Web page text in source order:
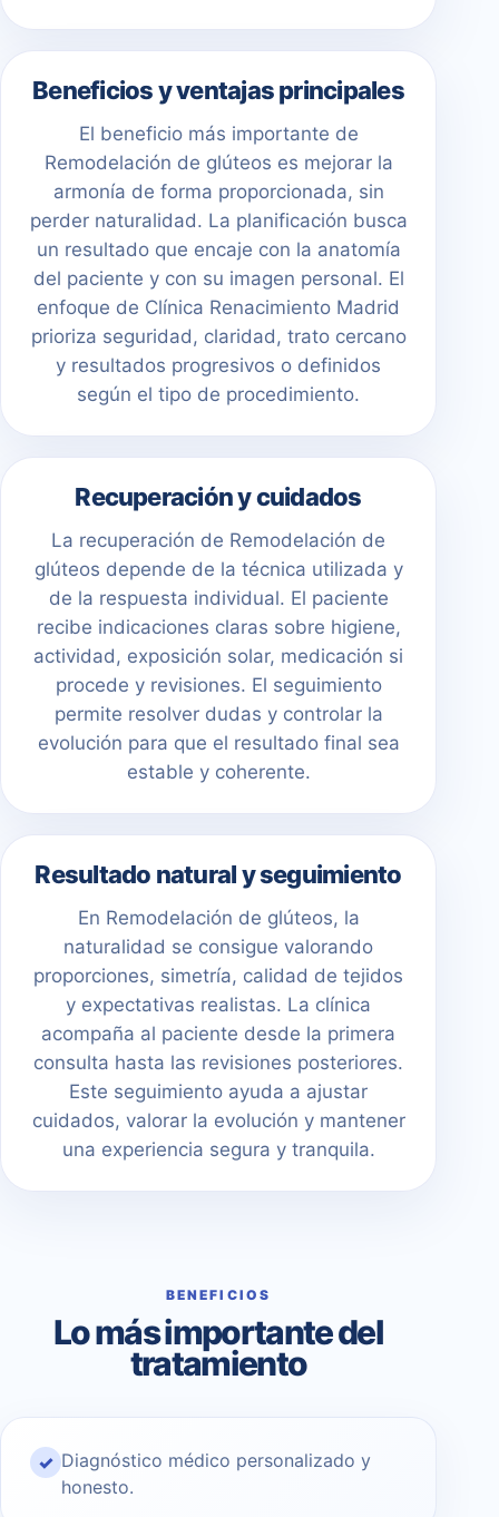
Beneficios y ventajas principales
El beneficio más importante de
Remodelación de glúteos es mejorar la
armonía de forma proporcionada, sin
perder naturalidad. La planificación busca
un resultado que encaje con la anatomía
del paciente y con su imagen personal. El
enfoque de Clínica Renacimiento Madrid
prioriza seguridad, claridad, trato cercano
y resultados progresivos o definidos
según el tipo de procedimiento.
Recuperación y cuidados
La recuperación de Remodelación de
glúteos depende de la técnica utilizada y
de la respuesta individual. El paciente
recibe indicaciones claras sobre higiene,
actividad, exposición solar, medicación si
procede y revisiones. El seguimiento
permite resolver dudas y controlar la
evolución para que el resultado final sea
estable y coherente.
Resultado natural y seguimiento
En Remodelación de glúteos, la
naturalidad se consigue valorando
proporciones, simetría, calidad de tejidos
y expectativas realistas. La clínica
acompaña al paciente desde la primera
consulta hasta las revisiones posteriores.
Este seguimiento ayuda a ajustar
cuidados, valorar la evolución y mantener
una experiencia segura y tranquila.
BENEFICIOS
Lo más importante del
tratamiento
✓ Diagnóstico médico personalizado y
honesto.